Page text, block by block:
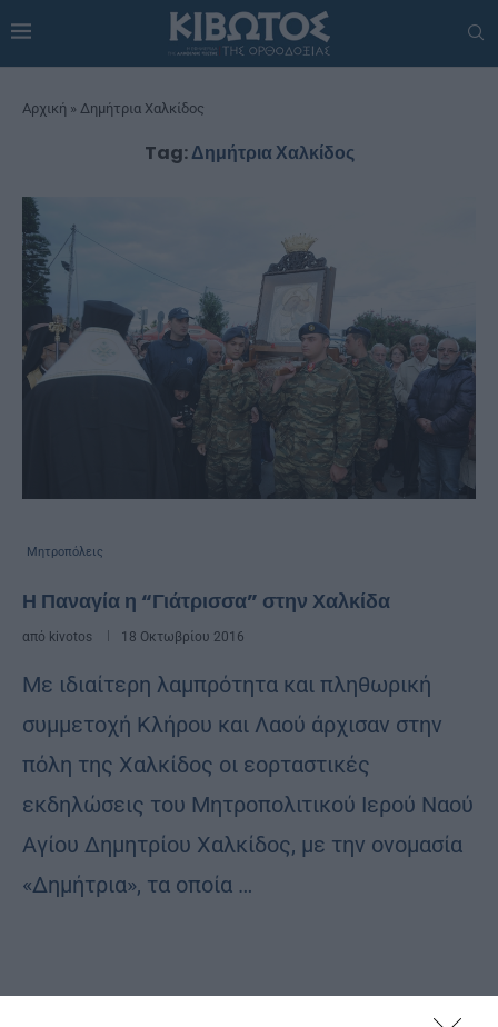
Αρχική » Δημήτρια Χαλκίδος
Tag:Δημήτρια Χαλκίδος
Μητροπόλεις
Η Παναγία η “Γιάτρισσα” στην Χαλκίδα
από kivotos 18 Οκτωβρίου 2016
Με ιδιαίτερη λαμπρότητα και πληθωρική
συμμετοχή Κλήρου και Λαού άρχισαν στην
πόλη της Χαλκίδος οι εορταστικές
εκδηλώσεις του Μητροπολιτικού Ιερού Ναού
Αγίου Δημητρίου Χαλκίδος, με την ονομασία
«Δημήτρια», τα οποία …